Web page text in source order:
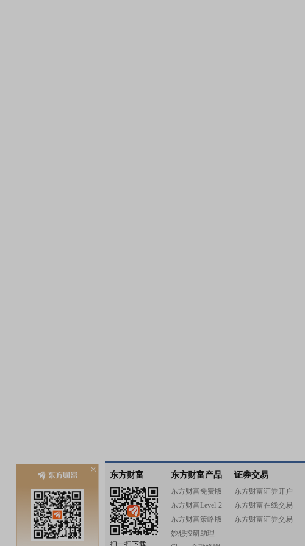
东方财富
扫一扫下载
东方财富产品
东方财富免费版
东方财富Level-2
东方财富策略版
妙想投研助理
证券交易
东方财富证券开户
东方财富在线交易
东方财富证券交易